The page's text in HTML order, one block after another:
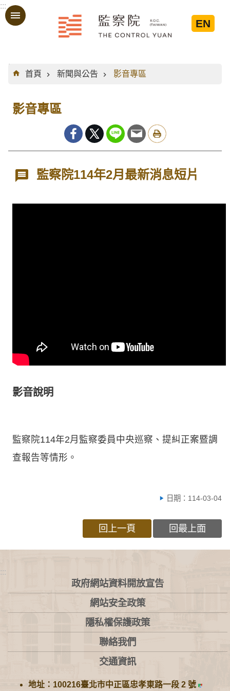
跳到主要內容區塊
:::
EN
:::
首頁
新聞與公告 影音專區
影音專區
監察院114年2月最新消息短片
影音說明
監察院114年2月監察委員中央巡察、提糾正案暨調
查報告等情形。
日期：114-03-04
回上一頁 回最上面
:::
政府網站資料開放宣告
網站安全政策
隱私權保護政策
聯絡我們
交通資訊
地址：100216臺北市中正區忠孝東路一段 2 號